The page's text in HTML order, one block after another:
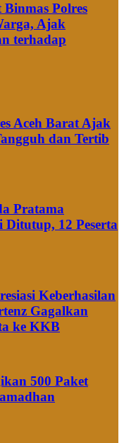
Polres
Ajak
terhadap
Aceh Barat Ajak
dan Tertib
Pratama
Ditutup, 12 Peserta
Keberhasilan
Gagalkan
ke KKB
500 Paket